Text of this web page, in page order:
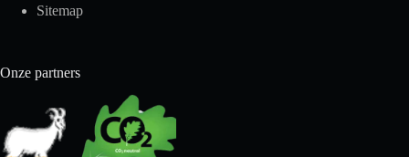
Sitemap
Onze partners